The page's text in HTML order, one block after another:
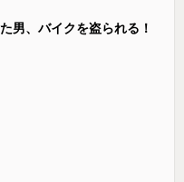
男、バイクを盗られる！